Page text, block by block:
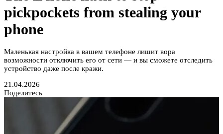
pickpockets from stealing your
phone
Маленькая настройка в вашем телефоне лишит вора
возможности отключить его от сети — и вы сможете отследить
устройство даже после кражи.
21.04.2026
Поделитесь